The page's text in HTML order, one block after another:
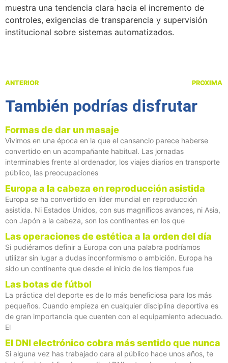
muestra una tendencia clara hacia el incremento de
controles, exigencias de transparencia y supervisión
institucional sobre sistemas automatizados.
ANTERIOR PROXIMA
También podrías disfrutar
Formas de dar un masaje
Vivimos en una época en la que el cansancio parece haberse
convertido en un acompañante habitual. Las jornadas
interminables frente al ordenador, los viajes diarios en transporte
público, las preocupaciones
Europa a la cabeza en reproducción asistida
Europa se ha convertido en líder mundial en reproducción
asistida. Ni Estados Unidos, con sus magníficos avances, ni Asia,
con Japón a la cabeza, son los continentes en los que
Las operaciones de estética a la orden del día
Si pudiéramos definir a Europa con una palabra podríamos
utilizar sin lugar a dudas inconformismo o ambición. Europa ha
sido un continente que desde el inicio de los tiempos fue
Las botas de fútbol
La práctica del deporte es de lo más beneficiosa para los más
pequeños. Cuando empieza en cualquier disciplina deportiva es
de gran importancia que cuenten con el equipamiento adecuado.
El
El DNI electrónico cobra más sentido que nunca
Si alguna vez has trabajado cara al público hace unos años, te